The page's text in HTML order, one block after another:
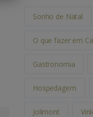
Sonho de Natal
O que fazer em
Gastronomia
Hospedagem
Jolimont